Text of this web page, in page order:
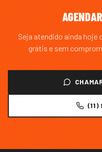
Seja atendido ainda hoje
grátis e sem